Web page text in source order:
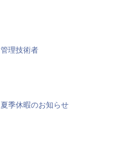
管理技術者
夏季休暇のお知らせ